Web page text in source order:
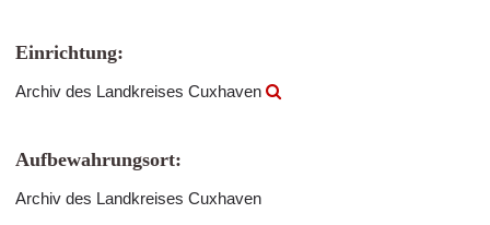
Einrichtung:
Archiv des Landkreises Cuxhaven
Aufbewahrungsort:
Archiv des Landkreises Cuxhaven